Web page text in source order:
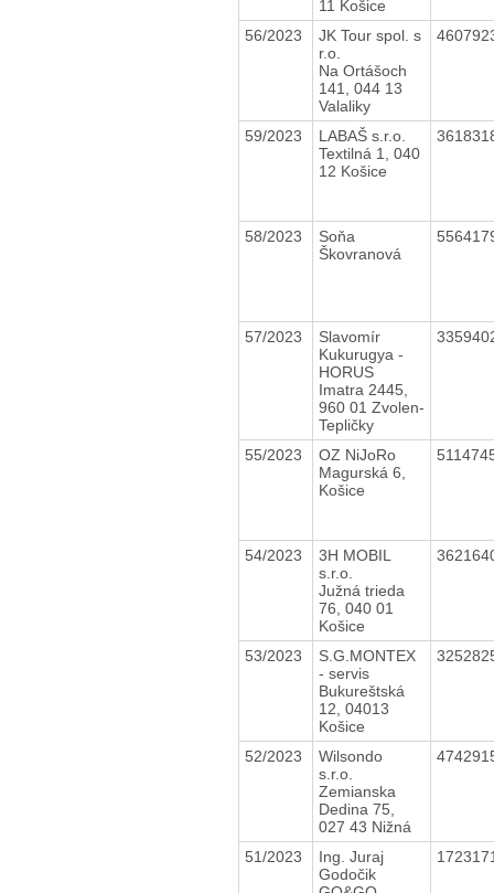
11 Košice
56/2023
JK Tour spol. s
r.o.
Na Ortášoch
141, 044 13
Valaliky
59/2023
LABAŠ s.r.o.
Textilná 1, 040
12 Košice
58/2023
Soňa
Škovranová
57/2023
Slavomír
Kukurugya -
HORUS
Imatra 2445,
960 01 Zvolen-
Tepličky
55/2023
OZ NiJoRo
Magurská 6,
Košice
54/2023
3H MOBIL
s.r.o.
Južná trieda
76, 040 01
Košice
53/2023
S.G.MONTEX
- servis
Bukureštská
12, 04013
Košice
52/2023
Wilsondo
s.r.o.
Zemianska
Dedina 75,
027 43 Nižná
51/2023
Ing. Juraj
Godočik